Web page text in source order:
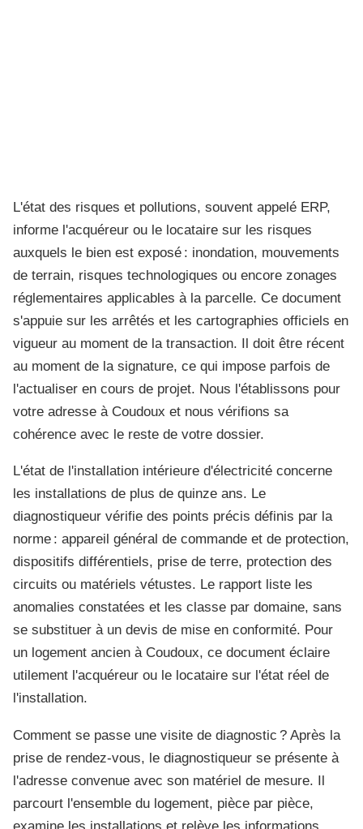
L'état des risques et pollutions, souvent appelé ERP,
informe l'acquéreur ou le locataire sur les risques
auxquels le bien est exposé : inondation, mouvements
de terrain, risques technologiques ou encore zonages
réglementaires applicables à la parcelle. Ce document
s'appuie sur les arrêtés et les cartographies officiels en
vigueur au moment de la transaction. Il doit être récent
au moment de la signature, ce qui impose parfois de
l'actualiser en cours de projet. Nous l'établissons pour
votre adresse à Coudoux et nous vérifions sa
cohérence avec le reste de votre dossier.
L'état de l'installation intérieure d'électricité concerne
les installations de plus de quinze ans. Le
diagnostiqueur vérifie des points précis définis par la
norme : appareil général de commande et de protection,
dispositifs différentiels, prise de terre, protection des
circuits ou matériels vétustes. Le rapport liste les
anomalies constatées et les classe par domaine, sans
se substituer à un devis de mise en conformité. Pour
un logement ancien à Coudoux, ce document éclaire
utilement l'acquéreur ou le locataire sur l'état réel de
l'installation.
Comment se passe une visite de diagnostic ? Après la
prise de rendez-vous, le diagnostiqueur se présente à
l'adresse convenue avec son matériel de mesure. Il
parcourt l'ensemble du logement, pièce par pièce,